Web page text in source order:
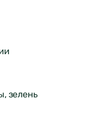
зелень